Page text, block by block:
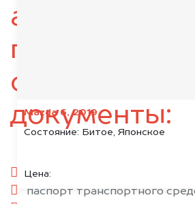
Mazda 6, 2019
Состояние: Битое, Японское
Цена:
автомобиль,
подготовьте
следующие
документы:
паспорт гражданина РФ;
паспорт транспортного